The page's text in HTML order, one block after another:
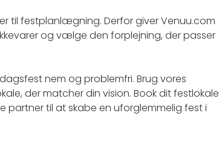
til festplanlægning. Derfor giver Venuu.com
og vælge den forplejning, der passer
nem og problemfri. Brug vores
der matcher din vision. Book dit festlokale
til at skabe en uforglemmelig fest i